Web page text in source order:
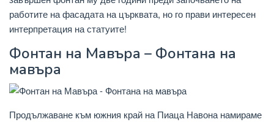
работите на фасадата на църквата, но го прави интересен
интерпретация на статуите!
Фонтан на Мавъра – Фонтана на
мавъра
Продължаване към южния край на Пиаца Навона намираме